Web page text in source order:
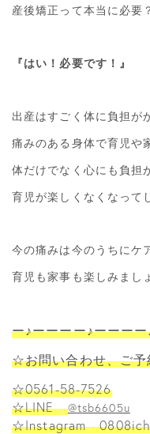
産後矯正って本当に必要
『はい！必要です！』
出産はすごく体に負担が
痛みのある身体で育児や
体だけでなく心にも負担
育児が楽しくなくなって
今の痛みは今のうちにケ
育児も家事も楽しみまし
ー♪ーーーー♪ーーー
☆お問い合わせ、ご
☆0561-58-7526
☆LINE@tsb6605u
☆Instagram